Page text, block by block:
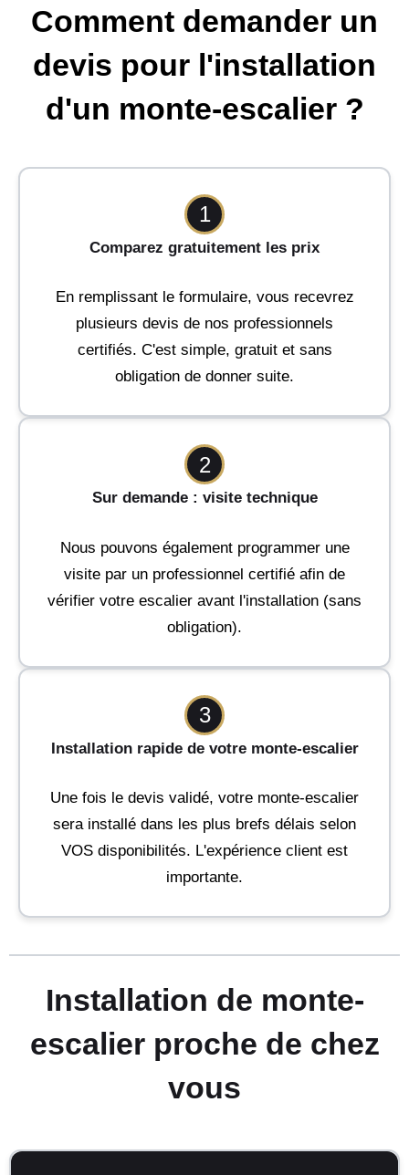
Comment demander un
devis pour l'installation
d'un monte-escalier ?
1
Comparez gratuitement les prix
En remplissant le formulaire, vous recevrez
plusieurs devis de nos professionnels
certifiés. C'est simple, gratuit et sans
obligation de donner suite.
2
Sur demande : visite technique
Nous pouvons également programmer une
visite par un professionnel certifié afin de
vérifier votre escalier avant l'installation (sans
obligation).
3
Installation rapide de votre monte-escalier
Une fois le devis validé, votre monte-escalier
sera installé dans les plus brefs délais selon
VOS disponibilités. L'expérience client est
importante.
Installation de monte-
escalier proche de chez
vous